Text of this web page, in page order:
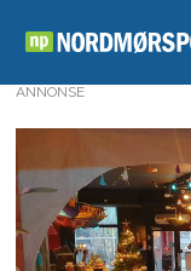
ANNONSE